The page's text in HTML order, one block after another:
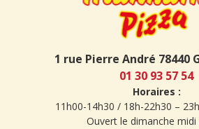
1 rue Pierre André 78440
01 30 93 57 54
Horaires :
11h00-14h30 / 18h-22h30 –
Ouvert le dimanche